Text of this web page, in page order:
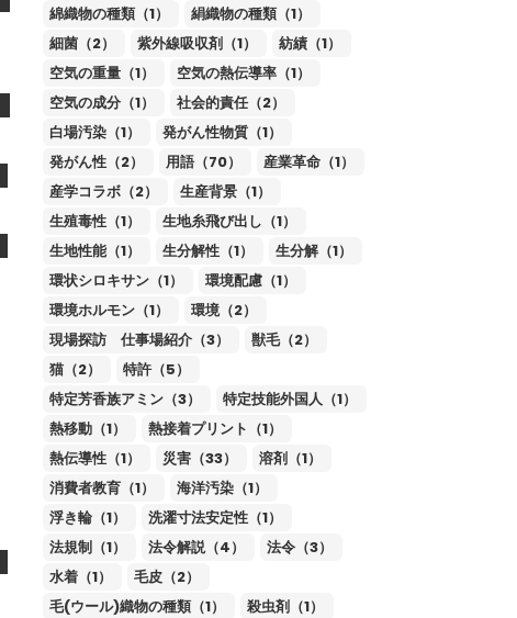
綿織物の種類（1）
絹織物の種類（1）
細菌（2）
紫外線吸収剤（1）
紡績（1）
空気の重量（1）
空気の熱伝導率（1）
空気の成分（1）
社会的責任（2）
白場汚染（1）
発がん性物質（1）
発がん性（2）
用語（70）
産業革命（1）
産学コラボ（2）
生産背景（1）
生殖毒性（1）
生地糸飛び出し（1）
生地性能（1）
生分解性（1）
生分解（1）
環状シロキサン（1）
環境配慮（1）
環境ホルモン（1）
環境（2）
現場探訪 仕事場紹介（3）
獣毛（2）
猫（2）
特許（5）
特定芳香族アミン（3）
特定技能外国人（1）
熱移動（1）
熱接着プリント（1）
熱伝導性（1）
災害（33）
溶剤（1）
消費者教育（1）
海洋汚染（1）
浮き輪（1）
洗濯寸法安定性（1）
法規制（1）
法令解説（4）
法令（3）
水着（1）
毛皮（2）
毛(ウール)織物の種類（1）
殺虫剤（1）